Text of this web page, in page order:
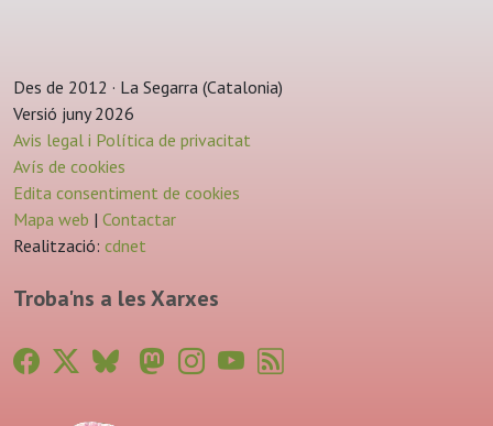
Des de 2012 · La Segarra (Catalonia)
Versió juny 2026
Avis legal i Política de privacitat
Avís de cookies
Edita consentiment de cookies
Mapa web | Contactar
Realització: cdnet
Troba'ns a les Xarxes